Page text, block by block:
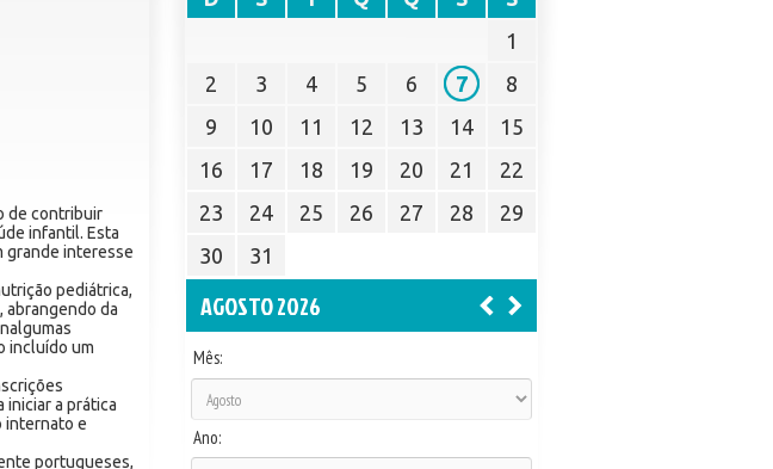
de contribuir
infantil. Esta
grande interesse
pediátrica,
abrangendo da
incluído um
iniciar a prática
internato e
portugueses,
1
2
3 4 5 6 7
8
9
10 11 12 13 14
15
16
17 18 19 20 21
22
23
24 25 26 27 28
29
30
31
AGOSTO 2026
Mês:
Ano: